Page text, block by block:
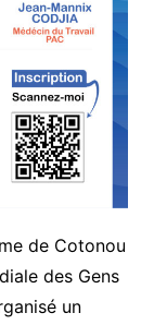
de Cotonou
des Gens
un